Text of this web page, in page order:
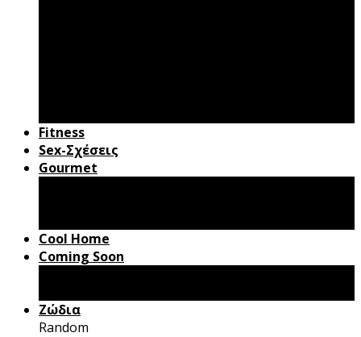
Fitness
Sex-Σχέσεις
Gourmet
Cool Home
Coming Soon
Ζώδια
Random